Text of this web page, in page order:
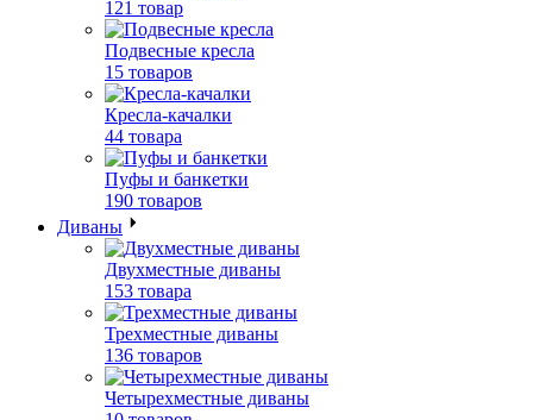
121 товар
Подвесные кресла
15 товаров
Кресла-качалки
44 товара
Пуфы и банкетки
190 товаров
Диваны
Двухместные диваны
153 товара
Трехместные диваны
136 товаров
Четырехместные диваны